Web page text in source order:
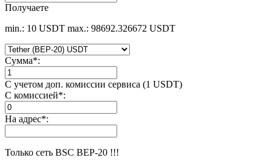
Получаете
min.: 10 USDT max.: 98692.326672 USDT
Сумма*:
С учетом доп. комиссии сервиса (1 USDT)
С комиссией*:
На адрес*:
Только сеть BSC BEP-20 !!!